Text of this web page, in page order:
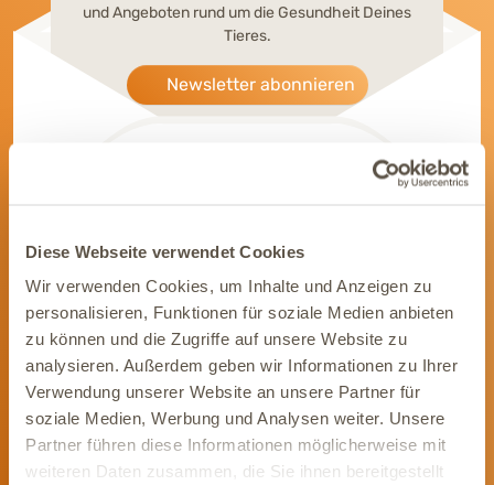
Diese Webseite verwendet Cookies
Wir verwenden Cookies, um Inhalte und Anzeigen zu
personalisieren, Funktionen für soziale Medien anbieten
zu können und die Zugriffe auf unsere Website zu
analysieren. Außerdem geben wir Informationen zu Ihrer
Verwendung unserer Website an unsere Partner für
soziale Medien, Werbung und Analysen weiter. Unsere
Partner führen diese Informationen möglicherweise mit
weiteren Daten zusammen, die Sie ihnen bereitgestellt
und Angeboten rund um die Gesundheit Deines
Tieres.
Newsletter abonnieren
Werde Teil unserer Community
Bleib immer auf dem Laufenden und vernetze Dich mit uns auf
Social Media. Unsere Kanäle bieten Dir aktuelle News und
exklusive Einblicke.